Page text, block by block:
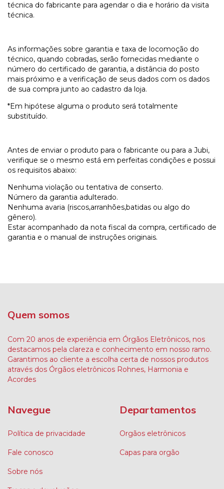
técnica do fabricante para agendar o dia e horário da visita
técnica.
As informações sobre garantia e taxa de locomoção do
técnico, quando cobradas, serão fornecidas mediante o
número do certificado de garantia, a distância do posto
mais próximo e a verificação de seus dados com os dados
de sua compra junto ao cadastro da loja.
*Em hipótese alguma o produto será totalmente
substituído.
Antes de enviar o produto para o fabricante ou para a Jubi,
verifique se o mesmo está em perfeitas condições e possui
os requisitos abaixo:
Nenhuma violação ou tentativa de conserto.
Número da garantia adulterado.
Nenhuma avaria (riscos,arranhões,batidas ou algo do
gênero).
Estar acompanhado da nota fiscal da compra, certificado de
garantia e o manual de instruções originais.
Quem somos
Com 20 anos de experiência em Órgãos Eletrônicos, nos
destacamos pela clareza e conhecimento em nosso ramo.
Garantimos ao cliente a escolha certa de nossos produtos
através dos Órgãos eletrônicos Rohnes, Harmonia e
Acordes
Navegue
Política de privacidade
Fale conosco
Sobre nós
Departamentos
Orgãos eletrônicos
Capas para orgão